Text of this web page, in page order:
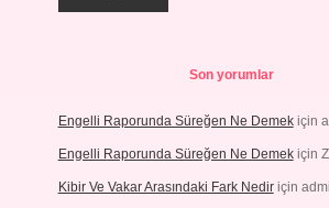
Son yorumlar
Engelli Raporunda Süreğen Ne Demekiçin
Engelli Raporunda Süreğen Ne Demekiçin
Kibir Ve Vakar Arasındaki Fark Nediriçin